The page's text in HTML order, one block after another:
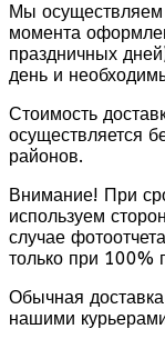
Мы осуществляем
момента
праздничных
день и
Стоимость
осуществляется
районов.
Внимание! При
используем
случае
только при 100%
Обычная
нашими